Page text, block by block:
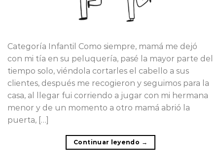
Categoría Infantil Como siempre, mamá me dejó
con mi tía en su peluquería, pasé la mayor parte del
tiempo solo, viéndola cortarles el cabello a sus
clientes, después me recogieron y seguimos para la
casa, al llegar fui corriendo a jugar con mi hermana
menor y de un momento a otro mamá abrió la
puerta, […]
Continuar leyendo →